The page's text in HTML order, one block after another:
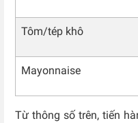
Tôm/tép khô
Mayonnaise
Từ thông số trên, tiến